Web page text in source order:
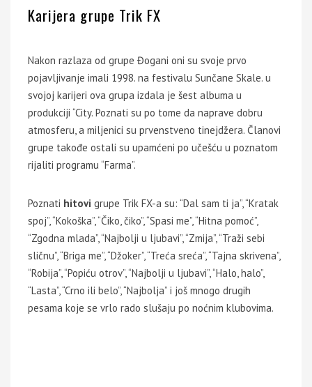
Karijera grupe Trik FX
Nakon razlaza od grupe Đogani oni su svoje prvo
pojavljivanje imali 1998. na festivalu Sunčane Skale. u
svojoj karijeri ova grupa izdala je šest albuma u
produkciji “City. Poznati su po tome da naprave dobru
atmosferu, a miljenici su prvenstveno tinejdžera. Članovi
grupe takođe ostali su upamćeni po učešću u poznatom
rijaliti programu “Farma”.
Poznati hitovi grupe Trik FX-a su: “Dal sam ti ja”, “Kratak
spoj”, “Kokoška”, “Čiko, čiko”, “Spasi me”, “Hitna pomoć”,
“Zgodna mlada”, “Najbolji u ljubavi”, “Zmija”, “Traži sebi
sličnu”, “Briga me”, “Džoker”, “Treća sreća”, “Tajna skrivena”,
“Robija”, “Popiću otrov”, “Najbolji u ljubavi”, “Halo, halo”,
“Lasta”, “Crno ili belo”, “Najbolja” i još mnogo drugih
pesama koje se vrlo rado slušaju po noćnim klubovima.